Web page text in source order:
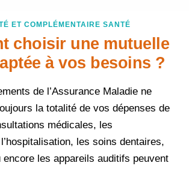
ET COMPLÉMENTAIRE SANTÉ
choisir une mutuelle
à vos besoins ?
de l’Assurance Maladie ne
la totalité de vos dépenses de
médicales, les
les soins dentaires,
encore les appareils auditifs peuvent